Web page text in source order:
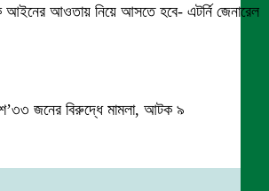
আইনের আওতায় নিয়ে আসতে হবে- এটর্নি জেনারেল
জনের বিরুদ্ধে মামলা, আটক ৯